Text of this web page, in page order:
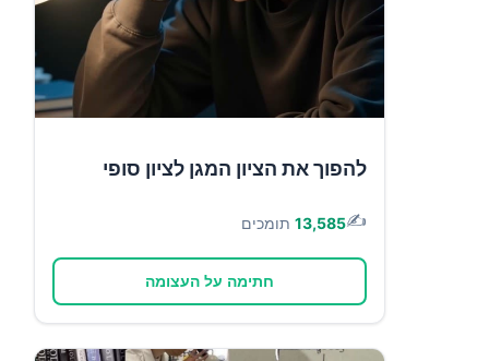
להפוך את הציון המגן לציון סופי
✍️
13,585 תומכים
חתימה על העצומה